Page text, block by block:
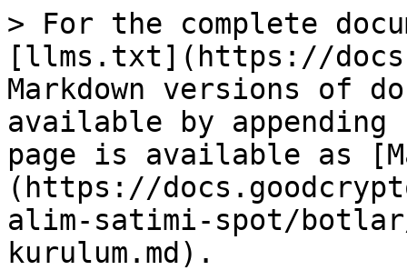
> For the complete
[llms.txt](https://
Markdown versions of
available by
page is available as
(https://
alim-satimi-spot/
kurulum.md).